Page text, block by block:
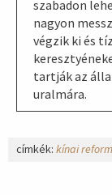
szabadon
nagyon
végzik ki és
tartják az
uralmára.
címkék: kínai